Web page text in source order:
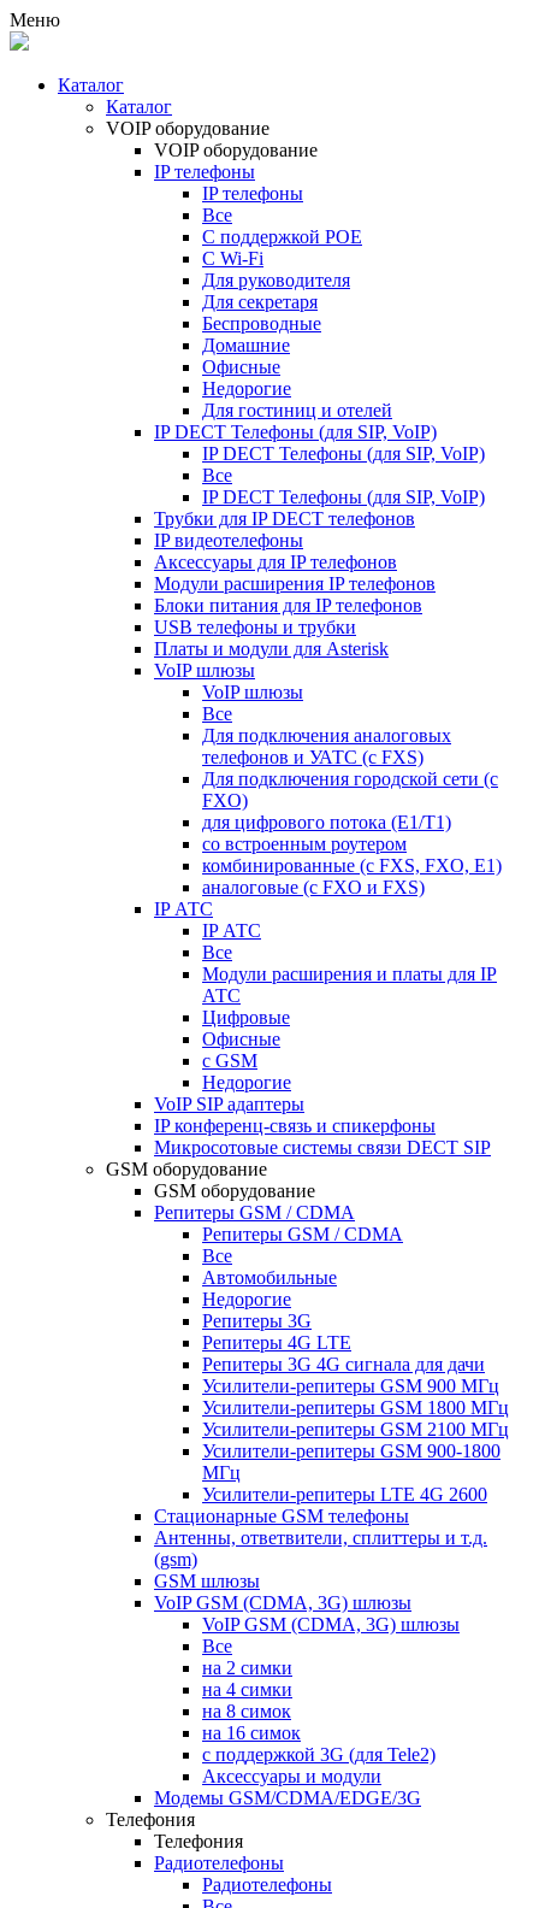
Меню
Каталог
Каталог
VOIP оборудование
VOIP оборудование
IP телефоны
IP телефоны
Все
С поддержкой POE
C Wi-Fi
Для руководителя
Для секретаря
Беспроводные
Домашние
Офисные
Недорогие
Для гостиниц и отелей
IP DECT Телефоны (для SIP, VoIP)
IP DECT Телефоны (для SIP, VoIP)
Все
IP DECT Телефоны (для SIP, VoIP)
Трубки для IP DECT телефонов
IP видеотелефоны
Аксессуары для IP телефонов
Модули расширения IP телефонов
Блоки питания для IP телефонов
USB телефоны и трубки
Платы и модули для Asterisk
VoIP шлюзы
VoIP шлюзы
Все
Для подключения аналоговых
телефонов и УАТС (с FXS)
Для подключения городской сети (с
FXO)
для цифрового потока (E1/T1)
со встроенным роутером
комбинированные (c FXS, FXO, E1)
аналоговые (с FXO и FXS)
IP АТС
IP АТС
Все
Модули расширения и платы для IP
АТС
Цифровые
Офисные
с GSM
Недорогие
VoIP SIP адаптеры
IP конференц-связь и спикерфоны
Микросотовые системы связи DECT SIP
GSM оборудование
GSM оборудование
Репитеры GSM / CDMA
Репитеры GSM / CDMA
Все
Автомобильные
Недорогие
Репитеры 3G
Репитеры 4G LTE
Репитеры 3G 4G сигнала для дачи
Усилители-репитеры GSM 900 МГц
Усилители-репитеры GSM 1800 МГц
Усилители-репитеры GSM 2100 МГц
Усилители-репитеры GSM 900-1800
МГц
Усилители-репитеры LTE 4G 2600
Стационарные GSM телефоны
Антенны, ответвители, сплиттеры и т.д.
(gsm)
GSM шлюзы
VoIP GSM (CDMA, 3G) шлюзы
VoIP GSM (CDMA, 3G) шлюзы
Все
на 2 симки
на 4 симки
на 8 симок
на 16 симок
с поддержкой 3G (для Tele2)
Аксессуары и модули
Модемы GSM/CDMA/EDGE/3G
Телефония
Телефония
Радиотелефоны
Радиотелефоны